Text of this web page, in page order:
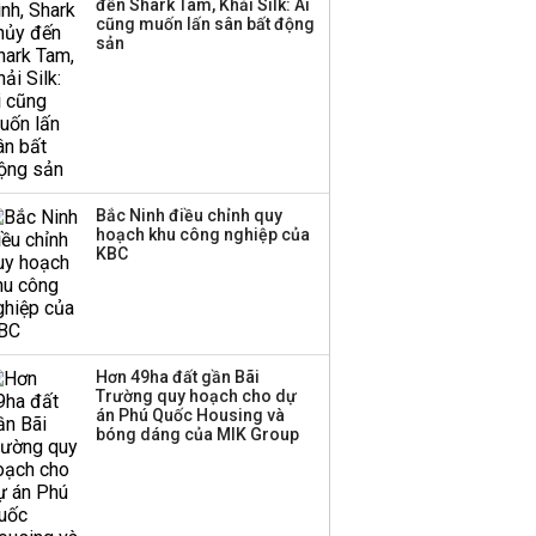
‘phất lên’ trong tháng 8,
đến Shark Tam, Khải Silk: Ai
cũng muốn lấn sân bất động
sản
Bắc Ninh điều chỉnh quy
hoạch khu công nghiệp của
KBC
Hơn 49ha đất gần Bãi
Trường quy hoạch cho dự
án Phú Quốc Housing và
bóng dáng của MIK Group